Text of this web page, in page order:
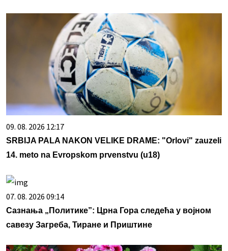
09. 08. 2026 12:17
SRBIJA PALA NAKON VELIKE DRAME: "Orlovi" zauzeli
14. meto na Evropskom prvenstvu (u18)
07. 08. 2026 09:14
Сазнања „Политике”: Црна Гора следећа у војном
савезу Загреба, Тиране и Приштине